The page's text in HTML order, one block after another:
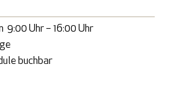
9:00 Uhr – 16:00 Uhr
buchbar